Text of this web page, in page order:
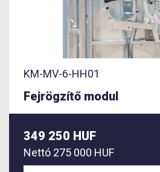
KM-MV-6-HH01
Fejrögzítő modul
349 250 HUF
Nettó 275 000 HUF